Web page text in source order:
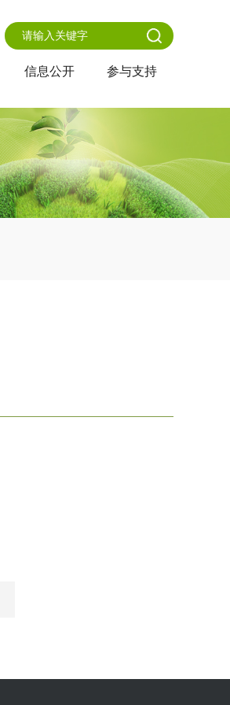
信息公开 参与支持